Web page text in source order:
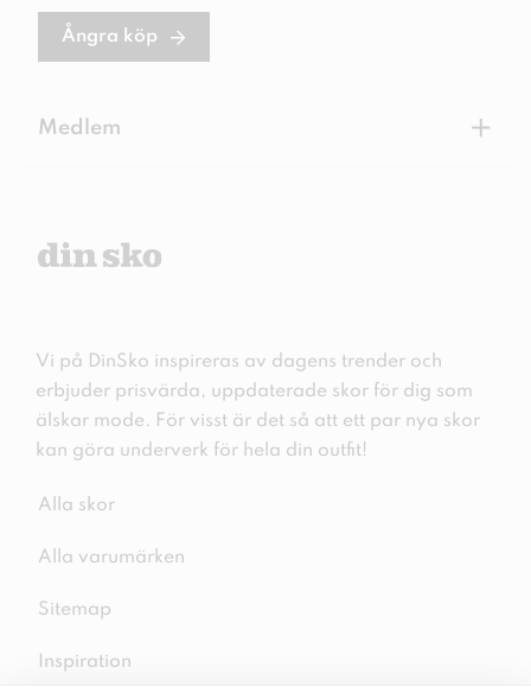
Ångra köp
Medlem +
Vi på DinSko inspireras av dagens trender och
erbjuder prisvärda, uppdaterade skor för dig som
älskar mode. För visst är det så att ett par nya skor
kan göra underverk för hela din outfit!
Alla skor
Alla varumärken
Sitemap
Inspiration